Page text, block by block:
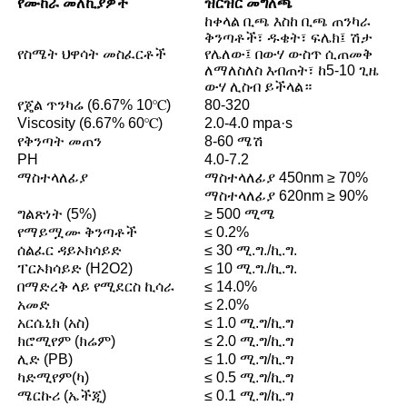
የሙከራ መለኪያዎች ዝርዝር መግለጫ
የስሜት ህዋሳት መስፈርቶች
ከቀላል ቢጫ እስከ ቢጫ ጠንካራ
ቅንጣቶች፣ ዱቄት፣ ፍሌክ፤ ሽታ
የሌለው፤ በውሃ ውስጥ ሲጠመቅ
ለማለስለስ እብጠት፣ ከ5-10 ጊዜ
ውሃ ሊስብ ይችላል።
የጄል ጥንካሬ (6.67% 10℃)
80-320
Viscosity (6.67% 60℃)
2.0-4.0 mpa·s
የቅንጣት መጠን
8-60 ሜሽ
PH
4.0-7.2
ማስተላለፊያ
ማስተላለፊያ 450nm ≥ 70%
ማስተላለፊያ 620nm ≥ 90%
ግልጽነት (5%)
≥ 500 ሚሜ
የማይሟሙ ቅንጣቶች
≤ 0.2%
ሰልፈር ዳይኦክሳይድ
≤ 30 ሚ.ግ./ኪ.ግ.
ፐርኦክሳይድ (H2O2)
≤ 10 ሚ.ግ./ኪ.ግ.
በማድረቅ ላይ የሚደርስ ኪሳራ
≤ 14.0%
አመድ
≤ 2.0%
አርሴኒክ (አስ)
≤ 1.0 ሚ.ግ/ኪ.ግ
ክሮሚየም (ክሬም)
≤ 2.0 ሚ.ግ/ኪ.ግ
ሊድ (PB)
≤ 1.0 ሚ.ግ/ኪ.ግ
ካድሚየም(ካ)
≤ 0.5 ሚ.ግ/ኪ.ግ
ሜርኩሪ (ኤችጂ)
≤ 0.1 ሚ.ግ/ኪ.ግ